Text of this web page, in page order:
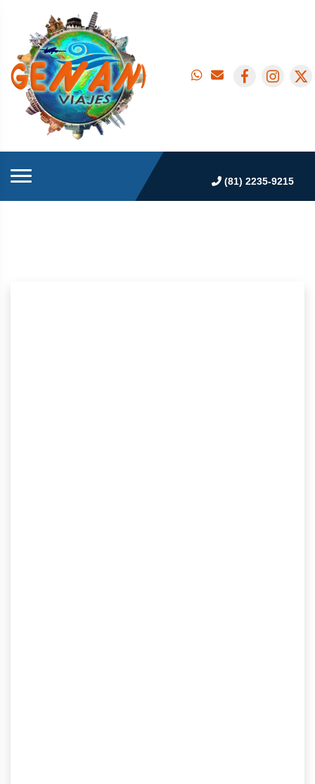
(81) 2235-9215